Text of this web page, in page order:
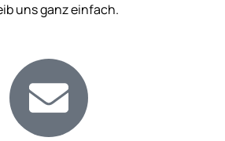
uns ganz einfach.